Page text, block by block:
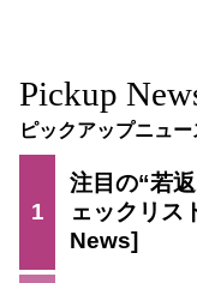
Pickup
ピックアップニュー
1
注目の“若
ェックリス